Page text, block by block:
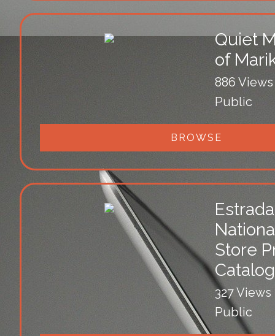
Quiet
of
886 Views
Public
BROWSE
Store
Catalog
327 Views
Public